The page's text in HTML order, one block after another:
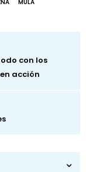
MULA
con los
acción